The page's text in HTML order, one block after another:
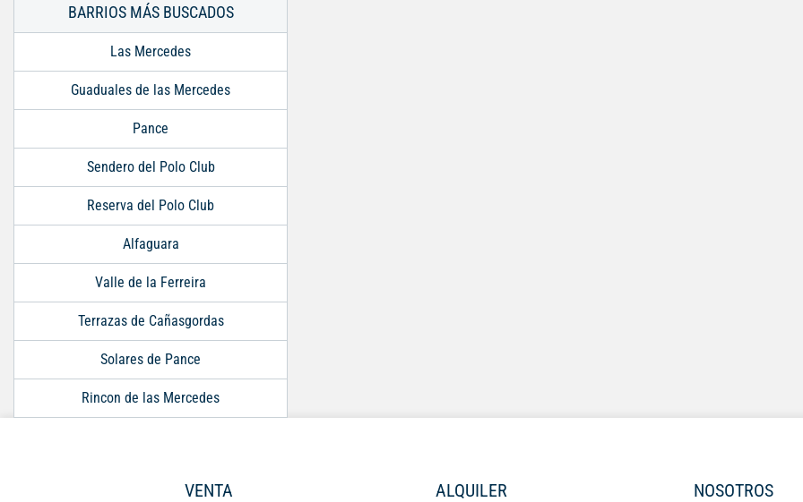
BARRIOS MÁS BUSCADOS
Las Mercedes
Guaduales de las Mercedes
Pance
Sendero del Polo Club
Reserva del Polo Club
Alfaguara
Valle de la Ferreira
Terrazas de Cañasgordas
Solares de Pance
Rincon de las Mercedes
VENTA ALQUILER NOSOTROS